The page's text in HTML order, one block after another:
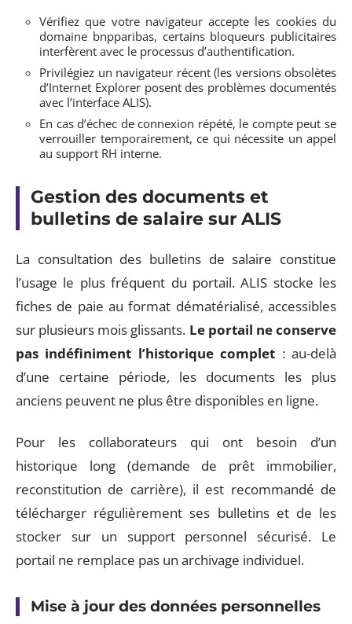
Vérifiez que votre navigateur accepte les cookies du
domaine bnpparibas, certains bloqueurs publicitaires
interfèrent avec le processus d’authentification.
Privilégiez un navigateur récent (les versions obsolètes
d’Internet Explorer posent des problèmes documentés
avec l’interface ALIS).
En cas d’échec de connexion répété, le compte peut se
verrouiller temporairement, ce qui nécessite un appel
au support RH interne.
Gestion des documents et
bulletins de salaire sur ALIS
La consultation des bulletins de salaire constitue
l’usage le plus fréquent du portail. ALIS stocke les
fiches de paie au format dématérialisé, accessibles
sur plusieurs mois glissants. Le portail ne conserve
pas indéfiniment l’historique complet : au-delà
d’une certaine période, les documents les plus
anciens peuvent ne plus être disponibles en ligne.
Pour les collaborateurs qui ont besoin d’un
historique long (demande de prêt immobilier,
reconstitution de carrière), il est recommandé de
télécharger régulièrement ses bulletins et de les
stocker sur un support personnel sécurisé. Le
portail ne remplace pas un archivage individuel.
Mise à jour des données personnelles